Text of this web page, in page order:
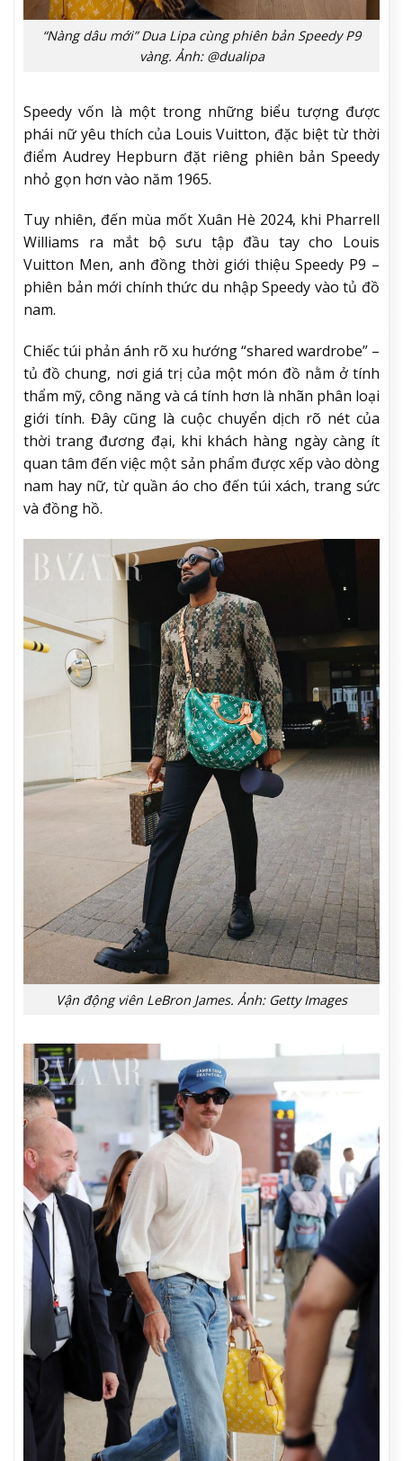
“Nàng dâu mới” Dua Lipa cùng phiên bản Speedy P9
vàng. Ảnh: @dualipa
Speedy vốn là một trong những biểu tượng được
phái nữ yêu thích của Louis Vuitton, đặc biệt từ thời
điểm Audrey Hepburn đặt riêng phiên bản Speedy
nhỏ gọn hơn vào năm 1965.
Tuy nhiên, đến mùa mốt Xuân Hè 2024, khi Pharrell
Williams ra mắt bộ sưu tập đầu tay cho Louis
Vuitton Men, anh đồng thời giới thiệu Speedy P9 –
phiên bản mới chính thức du nhập Speedy vào tủ đồ
nam.
Chiếc túi phản ánh rõ xu hướng “shared wardrobe” –
tủ đồ chung, nơi giá trị của một món đồ nằm ở tính
thẩm mỹ, công năng và cá tính hơn là nhãn phân loại
giới tính. Đây cũng là cuộc chuyển dịch rõ nét của
thời trang đương đại, khi khách hàng ngày càng ít
quan tâm đến việc một sản phẩm được xếp vào dòng
nam hay nữ, từ quần áo cho đến túi xách, trang sức
và đồng hồ.
Vận động viên LeBron James. Ảnh: Getty Images